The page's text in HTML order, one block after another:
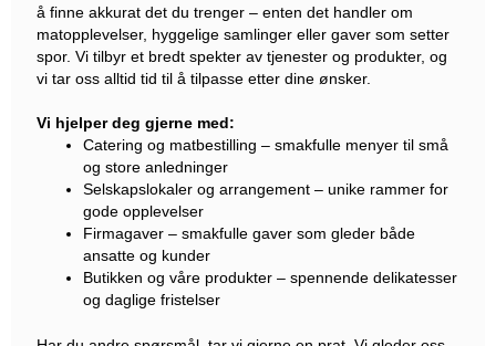
å finne akkurat det du trenger – enten det handler om
matopplevelser, hyggelige samlinger eller gaver som setter
spor. Vi tilbyr et bredt spekter av tjenester og produkter, og
vi tar oss alltid tid til å tilpasse etter dine ønsker.
Vi hjelper deg gjerne med:
Catering og matbestilling – smakfulle menyer til små
og store anledninger
Selskapslokaler og arrangement – unike rammer for
gode opplevelser
Firmagaver – smakfulle gaver som gleder både
ansatte og kunder
Butikken og våre produkter – spennende delikatesser
og daglige fristelser